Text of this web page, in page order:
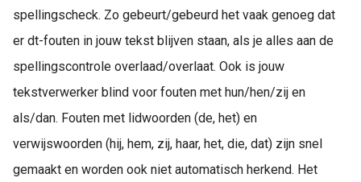
spellingscheck. Zo gebeurt/gebeurd het vaak genoeg dat
er dt-fouten in jouw tekst blijven staan, als je alles aan de
spellingscontrole overlaad/overlaat. Ook is jouw
tekstverwerker blind voor fouten met hun/hen/zij en
als/dan. Fouten met lidwoorden (de, het) en
verwijswoorden (hij, hem, zij, haar, het, die, dat) zijn snel
gemaakt en worden ook niet automatisch herkend. Het